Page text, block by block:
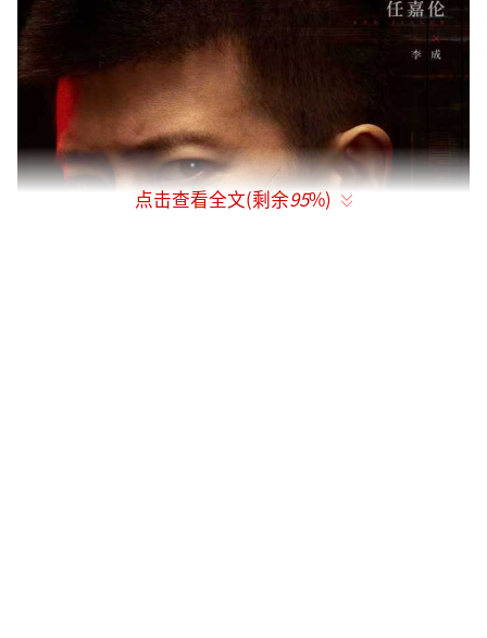
点击查看全文(剩余95%)